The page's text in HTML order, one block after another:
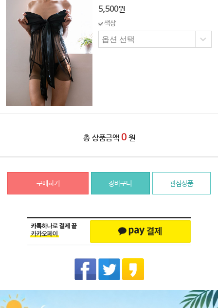
5,500원
색상
총 상품금액 0 원
구매하기 장바구니 관심상품